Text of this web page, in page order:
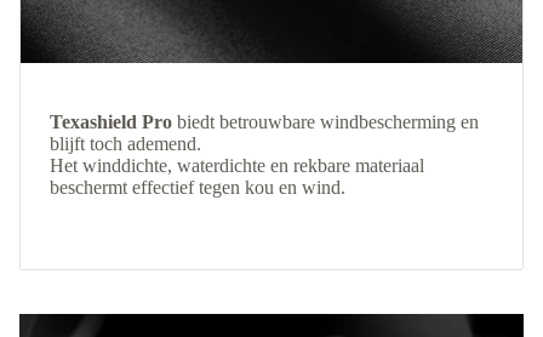
Texashield Pro biedt betrouwbare windbescherming en
blijft toch ademend.
Het winddichte, waterdichte en rekbare materiaal
beschermt effectief tegen kou en wind.